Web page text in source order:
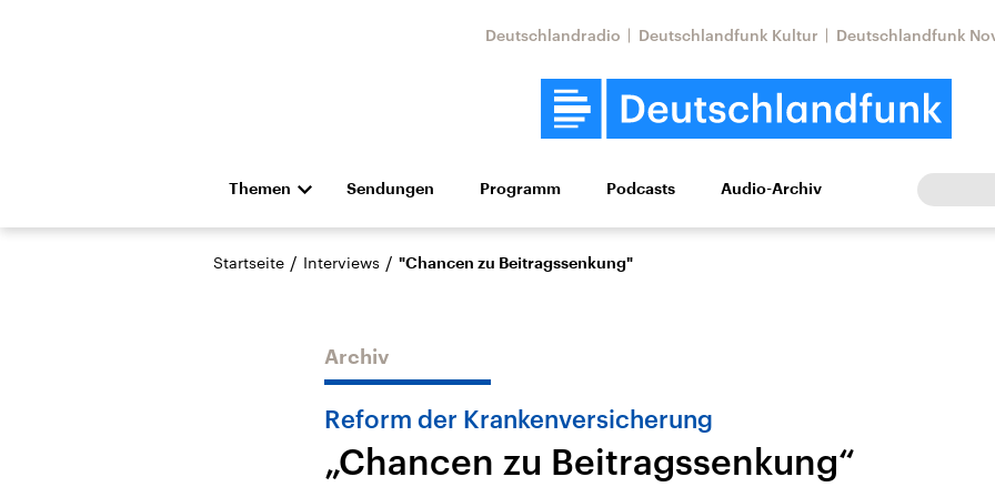
Deutschlandradio Deutschlandfunk Kultur Deutschlandfunk
Themen
Die Nachrichten Politik Wirtschaft Wissen Kultur Europa
Hörspiel und Feature Musik
Aktuelle Beiträge,
Nahostkonflikt
Iran
Aktuelle Lage und
Sendungen Programm Podcasts Audio-Archiv
Startseite / Interviews / "Chancen zu Beitragssenkung"
Archiv
Reform der Krankenversicherung
„Chancen zu Beitragssenkung“